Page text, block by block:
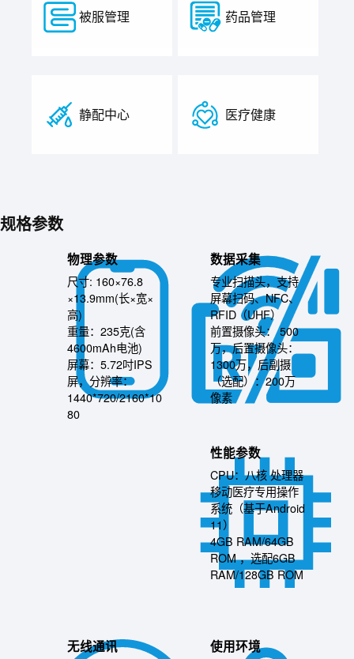
被服管理 药品管理
静配中心 医疗健康
规格参数
物理参数
尺寸: 160×76.8
×13.9mm(长×宽×
高)
重量：235克(含
4600mAh电池)
屏幕：5.72吋IPS
屏，分辨率：
1440*720/2160*10
80
数据采集
专业扫描头，支持
屏幕扫码、NFC、
RFID（UHF）
前置摄像头： 500
万，后置摄像头：
1300万，后副摄
（选配）：200万
像素
性能参数
CPU：八核 处理器
移动医疗专用操作
系统（基于Android
11）
4GB RAM/64GB
ROM ，选配6GB
RAM/128GB ROM
无线通讯 使用环境